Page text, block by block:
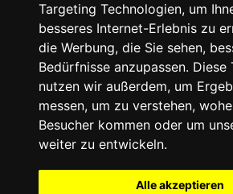
Targeting Technologien, um
besseres Internet-Erlebnis zu
die Werbung, die Sie sehen,
Bedürfnisse anzupassen. Diese
nutzen wir außerdem, um
messen, um zu verstehen,
Besucher kommen oder um
weiter zu entwickeln.
Alle akzeptieren